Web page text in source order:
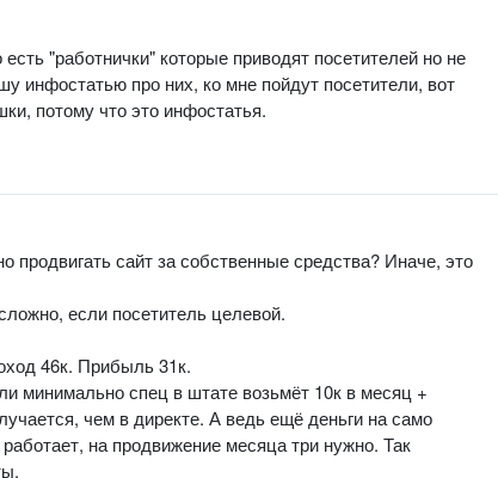
"работнички" которые приводят посетителей но не
инфостатью про них, ко мне пойдут посетители, вот
потому что это инфостатья.
продвигать сайт за собственные средства? Иначе, это
если посетитель целевой.
46к. Прибыль 31к.
минимально спец в штате возьмёт 10к в месяц +
чем в директе. А ведь ещё деньги на само
на продвижение месяца три нужно. Так